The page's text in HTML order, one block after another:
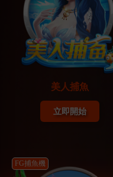
美人捕魚
立即開始
FG捕魚機